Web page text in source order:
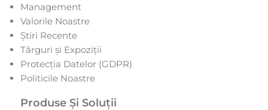
Management
Valorile Noastre
Știri Recente
Târguri și Expoziții
Protecția Datelor (GDPR)
Politicile Noastre
Produse Și Soluții